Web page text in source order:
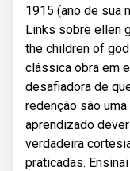
1915 (ano de sua
Links sobre ellen
the children of
clássica obra em
desafiadora de
redenção são
aprendizado
verdadeira
praticadas.